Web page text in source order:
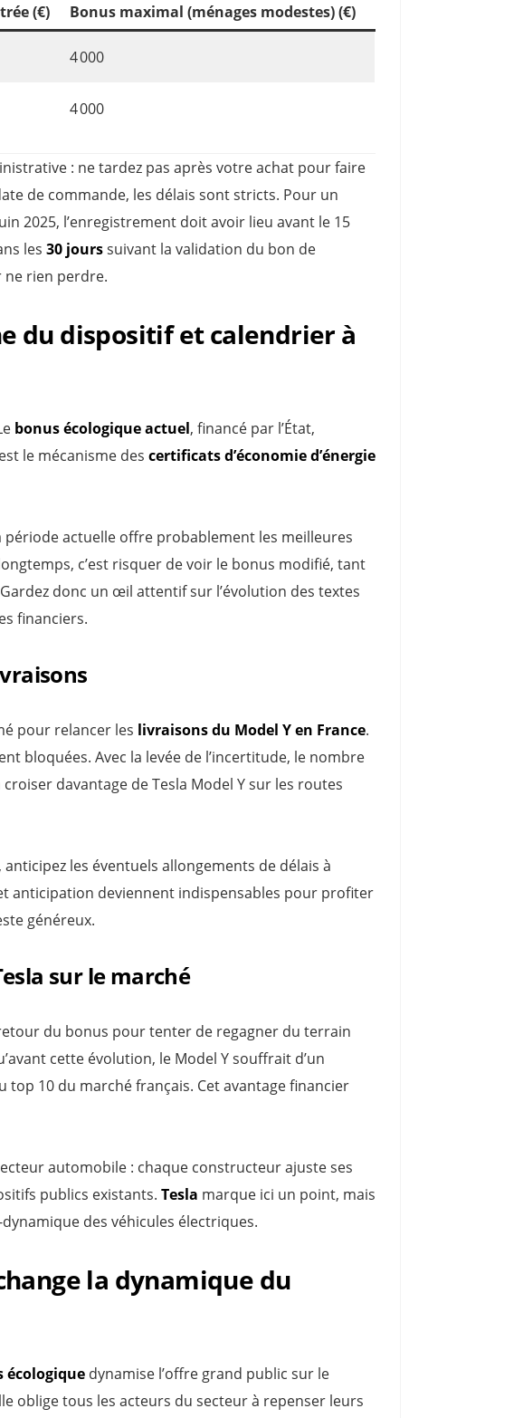
(€) Bonus maximal (ménages modestes) (€)
4 000
4 000
: ne tardez pas après votre achat pour faire
de commande, les délais sont stricts. Pour un
2025, l’enregistrement doit avoir lieu avant le 15
les 30 jourssuivant la validation du bon de
ne rien perdre.
du dispositif et calendrier à
bonus écologique actuel, financé par l’État,
le mécanisme des certificats d’économie d’énergie
actuelle offre probablement les meilleures
c’est risquer de voir le bonus modifié, tant
donc un œil attentif sur l’évolution des textes
financiers.
pour relancer les livraisons du Model Y en France.
bloquées. Avec la levée de l’incertitude, le nombre
davantage de Tesla Model Y sur les routes
les éventuels allongements de délais à
anticipation deviennent indispensables pour profiter
généreux.
sur le marché
du bonus pour tenter de regagner du terrain
cette évolution, le Model Y souffrait d’un
10 du marché français. Cet avantage financier
automobile : chaque constructeur ajuste ses
publics existants. Tesla marque ici un point, mais
des véhicules électriques.
la dynamique du
écologique dynamise l’offre grand public sur le
oblige tous les acteurs du secteur à repenser leurs